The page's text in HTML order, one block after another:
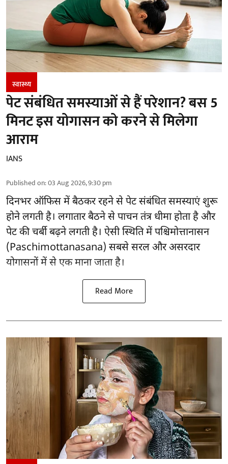
स्वास्थ्य
पेट संबंधित समस्याओं से हैं परेशान? बस 5
मिनट इस योगासन को करने से मिलेगा
आराम
IANS
Published on:03 Aug 2026, 9:30 pm
दिनभर ऑफिस में बैठकर रहने से पेट संबंधित समस्याएं शुरू
होने लगती है। लगातार बैठने से पाचन तंत्र धीमा होता है और
पेट की चर्बी बढ़ने लगती है। ऐसी स्थिति में पश्चिमोत्तानासन
(Paschimottanasana) सबसे सरल औरअसरदार
योगासनोंमें से एक माना जाता है।
Read More